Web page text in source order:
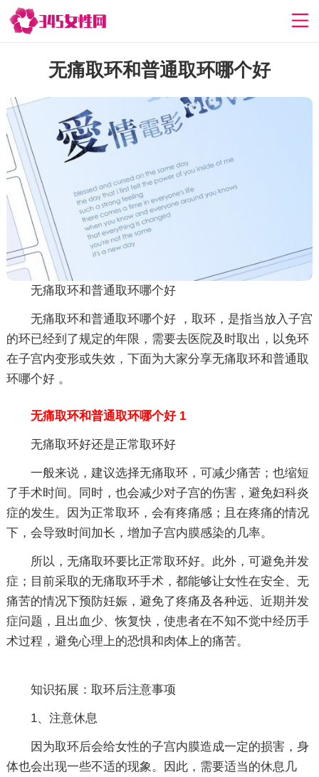
无痛取环和普通取环哪个好
无痛取环和普通取环哪个好
无痛取环和普通取环哪个好 ，取环，是指当放入子宫
的环已经到了规定的年限，需要去医院及时取出，以免环
在子宫内变形或失效，下面为大家分享无痛取环和普通取
环哪个好 。
无痛取环和普通取环哪个好 1
无痛取环好还是正常取环好
一般来说，建议选择无痛取环，可减少痛苦；也缩短
了手术时间。同时，也会减少对子宫的伤害，避免妇科炎
症的发生。因为正常取环，会有疼痛感；且在疼痛的情况
下，会导致时间加长，增加子宫内膜感染的几率。
所以，无痛取环要比正常取环好。此外，可避免并发
症；目前采取的无痛取环手术，都能够让女性在安全、无
痛苦的情况下预防妊娠，避免了疼痛及各种远、近期并发
症问题，且出血少、恢复快，使患者在不知不觉中经历手
术过程，避免心理上的恐惧和肉体上的痛苦。
知识拓展：取环后注意事项
1、注意休息
因为取环后会给女性的子宫内膜造成一定的损害，身
体也会出现一些不适的现象。因此，需要适当的休息几